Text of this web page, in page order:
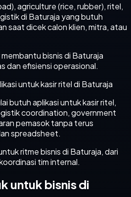
agriculture (rice, rubber), ritel,
di Baturaja yang butuh
saat dicek calon klien, mitra, atau
bisnis di Baturaja
dan efisiensi operasional.
untuk kasir ritel di Baturaja
butuh aplikasi untuk kasir ritel,
coordination, government
pemasok tanpa terus
spreadsheet.
ritme bisnis di Baturaja, dari
tim internal.
untuk bisnis di